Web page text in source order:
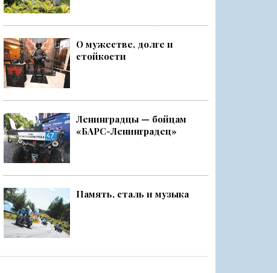
О мужестве, долге и
стойкости
Ленинградцы — бойцам
«БАРС-Ленинградец»
Память, сталь и музыка